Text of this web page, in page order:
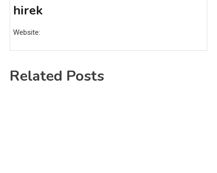
hirek
Website:
Related Posts